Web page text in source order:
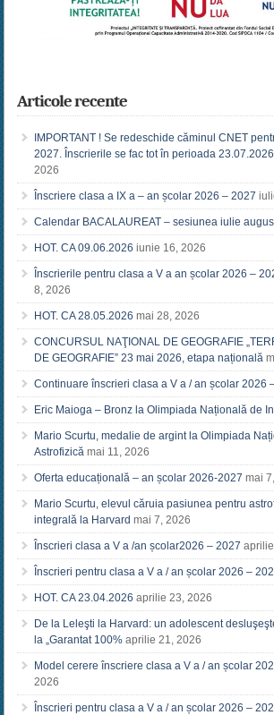
Articole recente
IMPORTANT ! Se redeschide căminul CNET
2027. Înscrierile se fac tot în perioada
2026
Înscriere clasa a IX a – an școlar 2026 – 2027
Calendar BACALAUREAT – sesiunea iulie
HOT. CA 09.06.2026 iunie 16, 2026
Înscrierile pentru clasa a V a an școlar 2026 –
8, 2026
HOT. CA 28.05.2026 mai 28, 2026
CONCURSUL NAŢIONAL DE GEOGRAFIE
DE GEOGRAFIE” 23 mai 2026, etapa națională
Continuare înscrieri clasa a V a / an școlar 2026
Eric Maioga – Bronz la Olimpiada Națională de
Mario Scurtu, medalie de argint la Olimpiada
Astrofizică mai 11, 2026
Oferta educațională – an școlar 2026-2027 mai
Mario Scurtu, elevul căruia pasiunea pentru
integrală la Harvard mai 7, 2026
Înscrieri clasa a V a /an școlar2026 – 2027
Înscrieri pentru clasa a V a / an școlar 2026 –
HOT. CA 23.04.2026 aprilie 23, 2026
De la Leleşti la Harvard: un adolescent
la „Garantat 100% aprilie 21, 2026
Model cerere înscriere clasa a V a / an școlar
2026
Înscrieri pentru clasa a V a / an școlar 2026 –